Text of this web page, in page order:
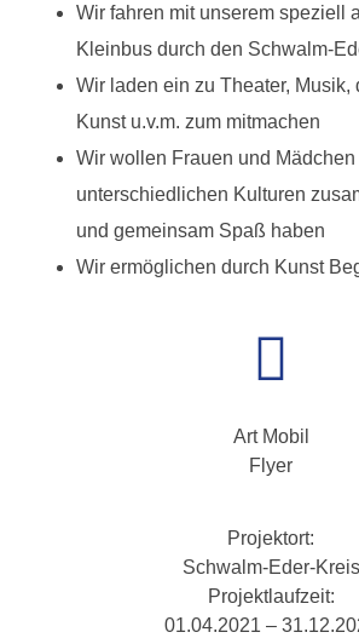
Wir fahren mit unserem speziell
Kleinbus durch den Schwalm-
Wir laden ein zu Theater, Musik,
Kunst u.v.m. zum mitmachen
Wir wollen Frauen und Mädchen
unterschiedlichen Kulturen
und gemeinsam Spaß haben
Wir ermöglichen durch Kunst
Art Mobil
Flyer
Projektort:
Schwalm-Eder-Kreis
Projektlaufzeit:
01.04.2021 –